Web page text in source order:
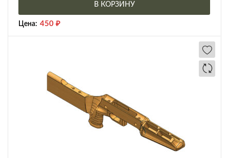
В КОРЗИНУ
Цена: 450 ₽